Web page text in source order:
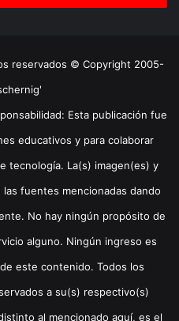
reservados © Copyright 2005-
Esta publicación fue
educativos y para colaborar
tecnología. La(s) imagen(es) y
fuentes mencionadas dando
No hay ningún propósito de
alguno. Ningún ingreso es
este contenido. Todos los
a su(s) respectivo(s)
al mencionado aquí, es el